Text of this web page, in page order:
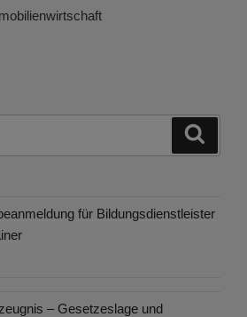
für Bildungsdienstleister
– Gesetzeslage und